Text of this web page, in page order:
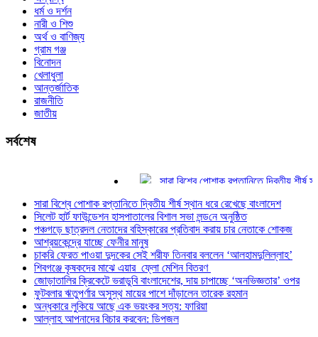
ধর্ম ও দর্শন
নারী ও শিশু
অর্থ ও বাণিজ্য
গ্রাম গঞ্জ
বিনোদন
খেলাধুলা
আন্তর্জাতিক
রাজনীতি
জাতীয়
সর্বশেষ
সারা বিশ্বে পোশাক রপ্তানিতে দ্বিতীয় শীর্ষ স্থান
সিলেট হার্ট ফাউন্ডেশন হাসপাতালের বিশাল সভা
পঞ্চগড়ে ছাত্রদল নেতাদের বহিস্কারের প্রতিবাদ
আশ্রয়কেন্দ্রে যাচ্ছে ফেনীর মানুষ
চাকরি ফেরত পাওয়া দুদকের সেই শরীফ তিনবার
শিবগঞ্জে কৃষকদের মাঝে এয়ার ফ্লো মেশিন
জোড়াতালির ক্রিকেটে ভরাডুবি বাংলাদেশের, দায়
ফুটবলার ঋতুপর্ণার অসুস্থ মায়ের পাশে দাঁড়ালেন
অন্ধকারে লুকিয়ে আছে এক ভয়ংকর সত্য: ফারিয়া
আল্লাহ আপনাদের বিচার করবেন: ডিপজল
সারা বিশ্বে পোশাক রপ্তানিতে দ্বিতীয় শীর্ষ স্থান ধরে রেখেছে বাংলাদেশ
সিলেট হার্ট ফাউন্ডেশন হাসপাতালের বিশাল সভা লন্ড‌নে অনুষ্ঠিত
পঞ্চগড়ে ছাত্রদল নেতাদের বহিস্কারের প্রতিবাদ করায় চার নেতাকে শোকজ
আশ্রয়কেন্দ্রে যাচ্ছে ফেনীর মানুষ
চাকরি ফেরত পাওয়া দুদকের সেই শরীফ তিনবার বললেন ‘আলহামদুলিল্লাহ’
শিবগঞ্জে কৃষকদের মাঝে এয়ার ফ্লো মেশিন বিতরণ
জোড়াতালির ক্রিকেটে ভরাডুবি বাংলাদেশের, দায় চাপাচ্ছে ‘অনভিজ্ঞতার’ ওপর
ফুটবলার ঋতুপর্ণার অসুস্থ মায়ের পাশে দাঁড়ালেন তারেক রহমান
অন্ধকারে লুকিয়ে আছে এক ভয়ংকর সত্য: ফারিয়া
আল্লাহ আপনাদের বিচার করবেন: ডিপজল